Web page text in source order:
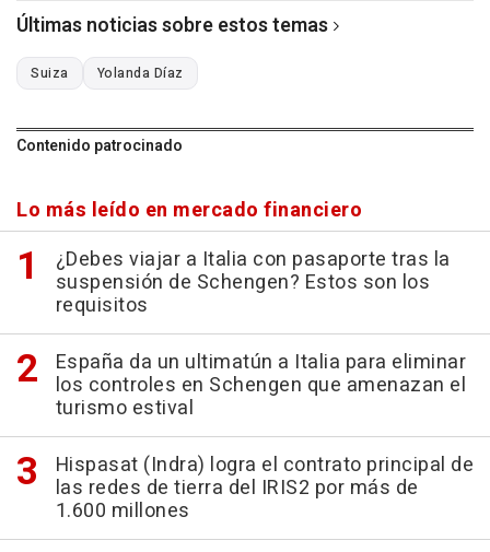
Últimas noticias sobre estos temas
Suiza Yolanda Díaz
Contenido patrocinado
Lo más leído en mercado financiero
¿Debes viajar a Italia con pasaporte tras la
suspensión de Schengen? Estos son los
requisitos
España da un ultimatún a Italia para eliminar
los controles en Schengen que amenazan el
turismo estival
Hispasat (Indra) logra el contrato principal de
las redes de tierra del IRIS2 por más de
1.600 millones